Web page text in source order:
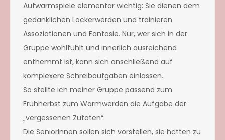
Aufwärmspiele elementar wichtig: Sie dienen dem
gedanklichen Lockerwerden und trainieren
Assoziationen und Fantasie. Nur, wer sich in der
Gruppe wohlfühlt und innerlich ausreichend
enthemmt ist, kann sich anschließend auf
komplexere Schreibaufgaben einlassen.
So stellte ich meiner Gruppe passend zum
Frühherbst zum Warmwerden die Aufgabe der
„vergessenen Zutaten“:
Die SeniorInnen sollen sich vorstellen, sie hätten zu